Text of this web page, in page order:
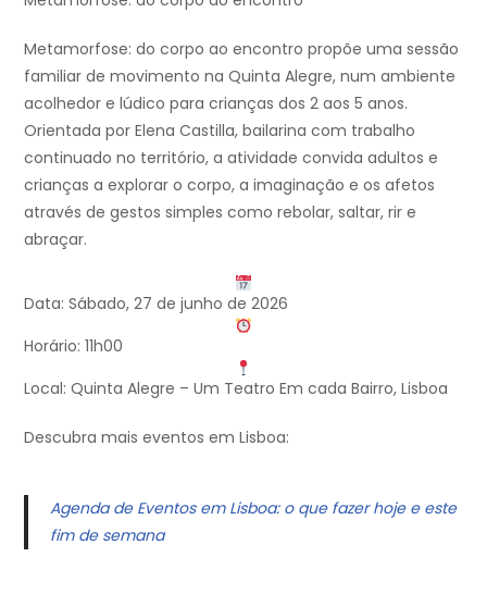
Metamorfose: do corpo ao encontro propõe uma sessão
familiar de movimento na Quinta Alegre, num ambiente
acolhedor e lúdico para crianças dos 2 aos 5 anos.
Orientada por Elena Castilla, bailarina com trabalho
continuado no território, a atividade convida adultos e
crianças a explorar o corpo, a imaginação e os afetos
através de gestos simples como rebolar, saltar, rir e
abraçar.
Data: Sábado, 27 de junho de 2026
Horário: 11h00
Local: Quinta Alegre – Um Teatro Em cada Bairro, Lisboa
Descubra mais eventos em Lisboa:
Agenda de Eventos em Lisboa: o que fazer hoje e este
fim de semana